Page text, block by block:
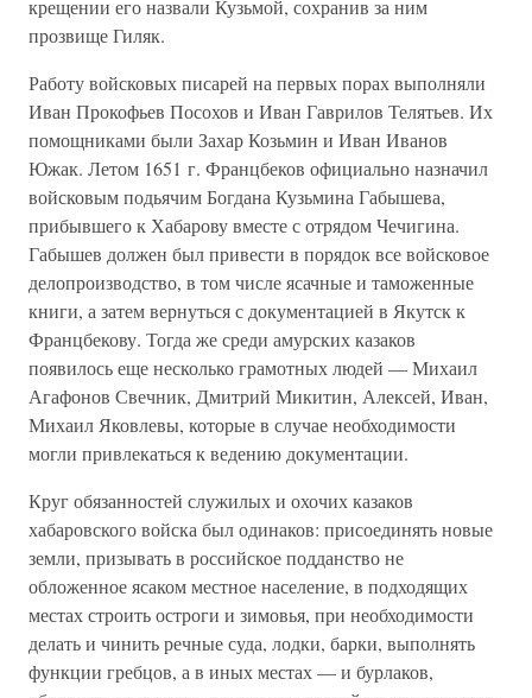
крещении его назвали Кузьмой, сохранив за ним
прозвище Гиляк.
Работу войсковых писарей на первых порах выполняли
Иван Прокофьев Посохов и Иван Гаврилов Телятьев. Их
помощниками были Захар Козьмин и Иван Иванов
Южак. Летом 1651 г. Францбеков официально назначил
войсковым подьячим Богдана Кузьмина Габышева,
прибывшего к Хабарову вместе с отрядом Чечигина.
Габышев должен был привести в порядок все войсковое
делопроизводство, в том числе ясачные и таможенные
книги, а затем вернуться с документацией в Якутск к
Францбекову. Тогда же среди амурских казаков
появилось еще несколько грамотных людей — Михаил
Агафонов Свечник, Дмитрий Микитин, Алексей, Иван,
Михаил Яковлевы, которые в случае необходимости
могли привлекаться к ведению документации.
Круг обязанностей служилых и охочих казаков
хабаровского войска был одинаков: присоединять новые
земли, призывать в российское подданство не
обложенное ясаком местное население, в подходящих
местах строить остроги и зимовья, при необходимости
делать и чинить речные суда, лодки, барки, выполнять
функции гребцов, а в иных местах — и бурлаков,